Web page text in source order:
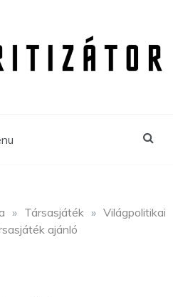
» Társasjáték » Világpolitikai
ajánló